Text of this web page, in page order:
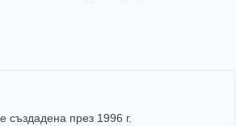
създадена през 1996 г.